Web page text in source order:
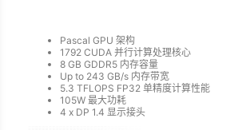
Pascal GPU 架构
1792 CUDA 并行计算处理核心
8 GB GDDR5 内存容量
Up to 243 GB/s 内存带宽
5.3 TFLOPS FP32 单精度计算性能
105W 最大功耗
4 x DP 1.4 显示接头